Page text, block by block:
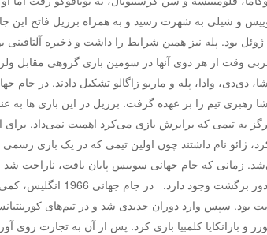
و شیلی به شهرت رسید و به همراه برزیل فاتح این
بود. پله نیز همین شرایط را داشت و ذخیره آلتافینی
وقت از هر دوی آنها در سومین بازی گروهی مقابل ولز
دی‌دی، وادا، پله و ماریو زاگالو تشکیل دادند. در جام
رهبری تیم را بر عهده گرفت. برزیل در این بازی ها به
به تیمی که برابرش بازی می‌کرد اهمیت نمی‌داد. برای
ژائو نام داشتند چون اولین تیمی که در یک بازی رسمی
زمانی که جا‌م جها‌نی سوییس پایان یافت، ناراحت
می‌کرد همچون بازی های لیگ، دور برگشت وجود
بود. سپس وارد دوران جدیدی شد و در تیم‌های
و بارانکایا کلمبیا بازی کرد. پس از آن به تجارت روی